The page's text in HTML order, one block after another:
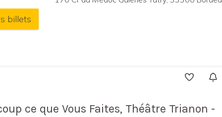
billets
ce que Vous Faites, Théâtre Trianon -